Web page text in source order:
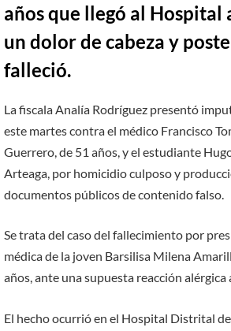
años que llegó al Hospital
un dolor de cabeza y
falleció.
La fiscala Analía Rodríguez presentó
este martes contra el médico Francisco
Guerrero, de 51 años, y el estudiante
Arteaga, por homicidio culposo y
documentos públicos de contenido falso.
Se trata del caso del fallecimiento por
médica de la joven Barsilisa Milena
años, ante una supuesta reacción alérgica
El hecho ocurrió en el Hospital Distrital